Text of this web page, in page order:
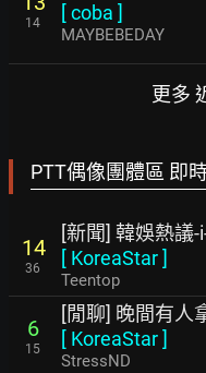
14
[coba ]
MAYBEBEDAY
更多
PTT偶像團體區 即
14
36
[新聞] 韓娛熱議
[ KoreaStar]
Teentop
6
15
[閒聊] 晚間有人
[ KoreaStar]
StressND